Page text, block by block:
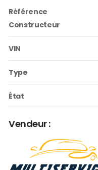
Référence
Constructeur
VIN
Type
État
Vendeur :